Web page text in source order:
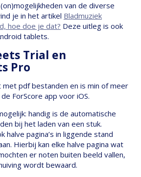
van de diverse
je in het artikel Bladmuziek
hoe doe je dat? Deze uitleg is ook
tablets.
Trial en
Pro
met pdf bestanden en is min of meer
ForScore app voor iOS.
handig is de automatische
bij het laden van een stuk.
halve pagina’s in liggende stand
Hierbij kan elke halve pagina wat
er noten buiten beeld vallen,
wordt bewaard.